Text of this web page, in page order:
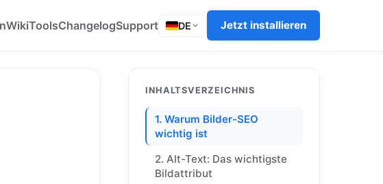
WikiToolsChangelogSupport DE Jetzt installieren
INHALTSVERZEICHNIS
1. Warum Bilder-SEO
wichtig ist
2. Alt-Text: Das wichtigste
Bildattribut